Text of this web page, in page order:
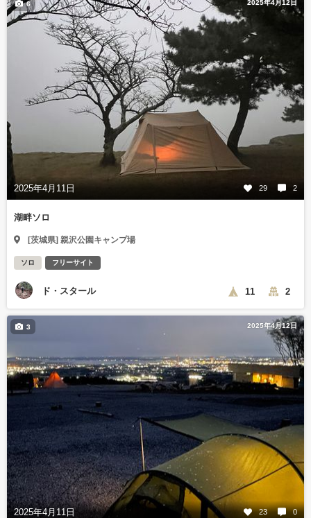
2025年4月12日
2025年4月11日 29 2
6
湖畔ソロ
[茨城県] 親沢公園キャンプ場
ソロ フリーサイト
ド・スタール 11 2
2025年4月12日
2025年4月11日 23 0
3